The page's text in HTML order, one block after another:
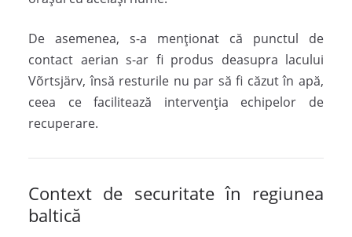
De asemenea, s-a menționat că punctul de
contact aerian s-ar fi produs deasupra lacului
Võrtsjärv, însă resturile nu par să fi căzut în apă,
ceea ce facilitează intervenția echipelor de
recuperare.
Context de securitate în regiunea
baltică